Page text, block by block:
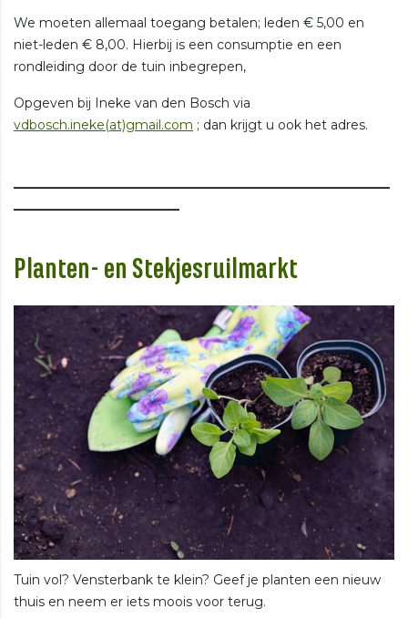
We moeten allemaal toegang betalen; leden € 5,00 en
niet-leden € 8,00. Hierbij is een consumptie en een
rondleiding door de tuin inbegrepen,
Opgeven bij Ineke van den Bosch via
vdbosch.ineke(at)gmail.com ; dan krijgt u ook het adres.
___________________________________________________________
__________________________
Planten- en Stekjesruilmarkt
Tuin vol? Vensterbank te klein? Geef je planten een nieuw
thuis en neem er iets moois voor terug.